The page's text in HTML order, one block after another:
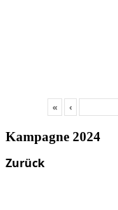
« ‹
Kampagne 2024
Zurück